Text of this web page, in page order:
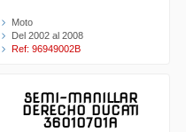
Moto
Del 2002 al 2008
Ref: 96949002B
SEMI-MANILLAR
DERECHO DUCATI
36010701A